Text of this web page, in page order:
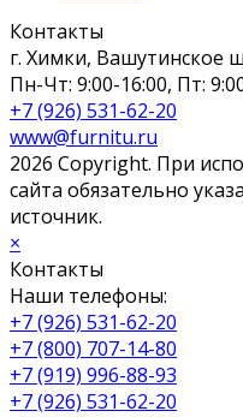
Контакты
г. Химки, Вашутинское
Пн-Чт: 9:00-16:00, Пт:
+7 (926) 531-62-20
www@furnitu.ru
2026 Copyright. При
сайта обязательно
источник.
×
Контакты
Наши телефоны:
+7 (926) 531-62-20
+7 (800) 707-14-80
+7 (919) 996-88-93
+7 (926) 531-62-20